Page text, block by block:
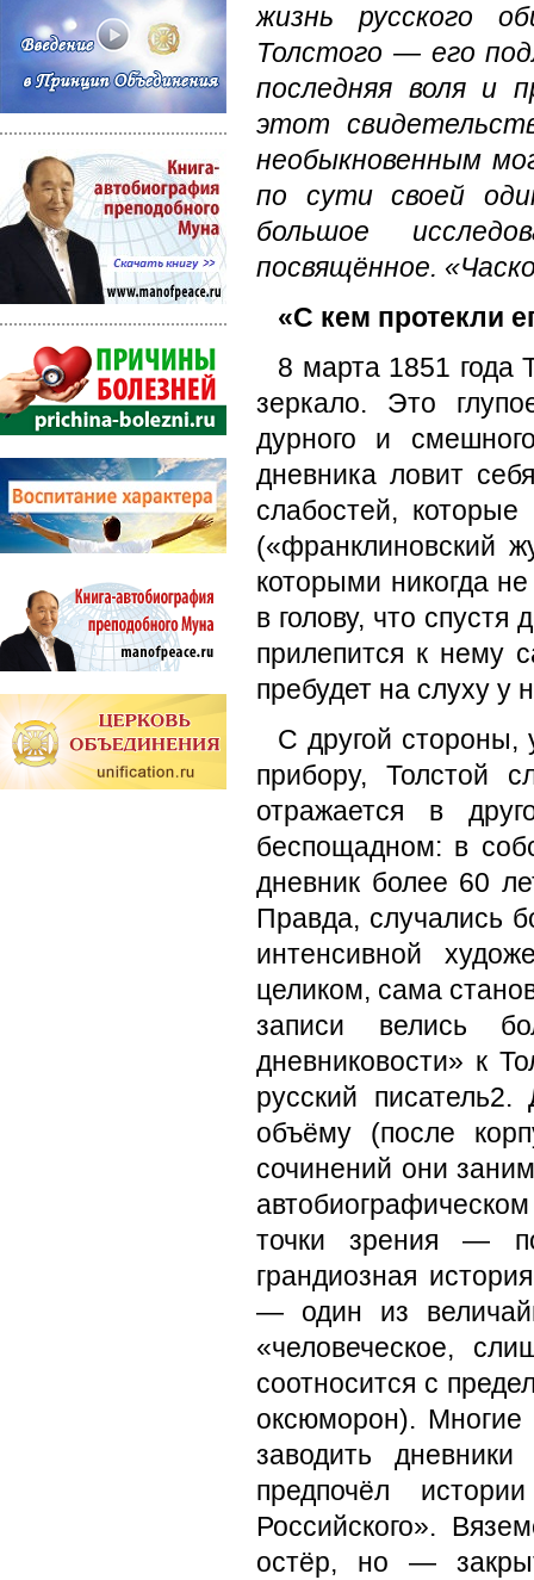
жизнь русского
Толстого — его
последняя воля и
этот
необыкновенным
по сути своей
большое
посвящённое.
«С кем протекли
8 марта 1851 года
зеркало. Это
дурного и
дневника ловит
слабостей,
(«франклиновский
которыми никогда
в голову, что
прилепится к нему
пребудет на слуху у
С другой стороны,
прибору, Толстой
отражается в
беспощадном: в
дневник более 60
Правда, случались
интенсивной
целиком, сама
записи велись
дневниковости» к
русский
объёму (после
сочинений они
точки зрения — по
грандиозная
— один из
«человеческое,
соотносится с
оксюморон). Многие
заводить
предпочёл
Российского».
остёр, но —